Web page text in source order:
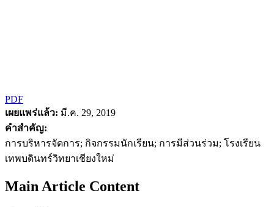
PDF
เผยแพร่แล้ว: มี.ค. 29, 2019
คำสำคัญ:
การบริหารจัดการ; กิจกรรมนักเรียน; การมีส่วนร่วม; โรงเรียน
เทพบดินทร์วิทยาเชียงใหม่
Main Article Content